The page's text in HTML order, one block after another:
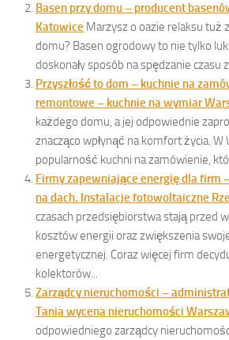
Basen przy domu – producent
Katowice Marzysz o oazie relaksu tuż
domu? Basen ogrodowy to nie tylko
doskonały sposób na spędzanie czasu
Przyszłość to dom – kuchnie na
remontowe – kuchnie na wymiar
każdego domu, a jej odpowiednie
znacząco wpłynąć na komfort życia. W
popularność kuchni na zamówienie,
Firmy zapewniające energię dla firm
na dach. Instalacje fotowoltaiczne
czasach przedsiębiorstwa stają przed
kosztów energii oraz zwiększenia
energetycznej. Coraz więcej firm
kolektorów...
Zarządcy nieruchomości –
Tania wycena nieruchomości
odpowiedniego zarządcy